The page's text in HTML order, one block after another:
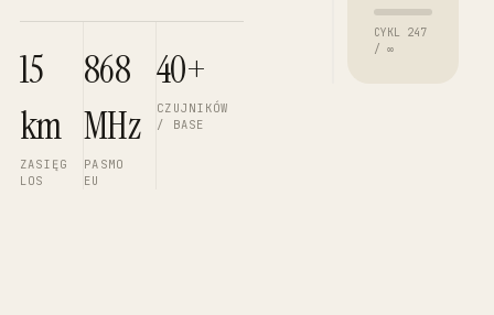
WIDOK
· 3/4
CYKL 247
/ ∞
15
km
ZASIĘG
LOS
868
MHz
PASMO
EU
40+
CZUJNIKÓW
/ BASE